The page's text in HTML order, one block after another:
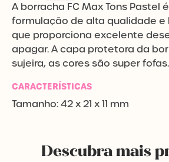
A borracha FC Max Tons Pastel
formulação de alta qualidade e
que proporciona excelente
apagar. A capa protetora da
sujeira, as cores são super fofas.
CARACTERÍSTICAS
Tamanho: 42 x 21 x 11 mm
Descubra mais